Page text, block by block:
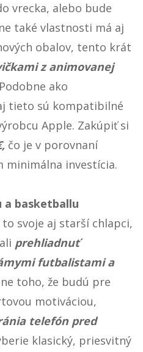
vrecka, alebo bude
také vlastnosti má aj
obalov, tento krát
z animovanej
Podobne ako
tieto sú kompatibilné
Apple. Zakúpiť si
, čo je v porovnaní
minimálna investícia.
a basketballu
svoje aj starší chlapci,
prehliadnuť
futbalistami a
toho, že budú pre
motiváciou,
telefón pred
klasický, priesvitný